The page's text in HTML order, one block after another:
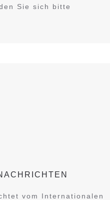
Sie sich bitte
vom Internationalen